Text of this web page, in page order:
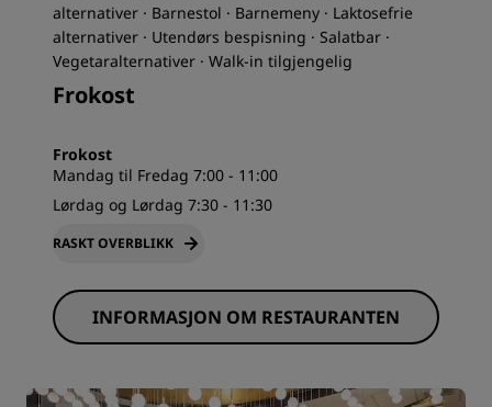
alternativer · Barnestol · Barnemeny · Laktosefrie
alternativer · Utendørs bespisning · Salatbar ·
Vegetaralternativer · Walk-in tilgjengelig
Frokost
Frokost
Mandag til Fredag 7:00 - 11:00
Lørdag og Lørdag 7:30 - 11:30
RASKT OVERBLIKK
INFORMASJON OM RESTAURANTEN